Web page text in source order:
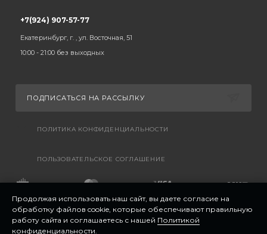
+7(924) 907-57-77
Екатеринбург, г. , ул. Восточная, 51
10:00 - 21:00 без выходных
ПОДПИСАТЬСЯ НА РАССЫЛКУ
ПОЛИТИКА КОНФИДЕНЦИАЛЬНОСТИ
ПОЛЬЗОВАТЕЛЬСКОЕ СОГЛАШЕНИЕ
Продолжая использовать наш сайт, вы даете согласие на
обработку файлов cookie, которые обеспечивают правильную
работу сайта и соглашаетесь с нашей Политикой
конфиденциальности.